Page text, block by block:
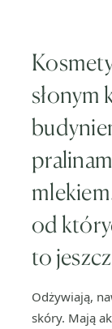
słonym
od
to
Odżywiają,
skóry. Mają